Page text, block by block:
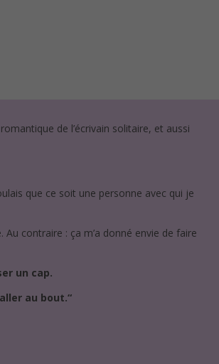
de l’écrivain solitaire, et aussi
que ce soit une personne avec qui je
contraire : ça m’a donné envie de faire
un cap.
au bout.“